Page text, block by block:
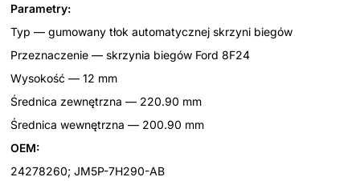
Parametry:
Typ — gumowany tłok automatycznej skrzyni biegów
Przeznaczenie — skrzynia biegów Ford 8F24
Wysokość — 12 mm
Średnica zewnętrzna — 220.90 mm
Średnica wewnętrzna — 200.90 mm
OEM:
24278260; JM5P-7H290-AB